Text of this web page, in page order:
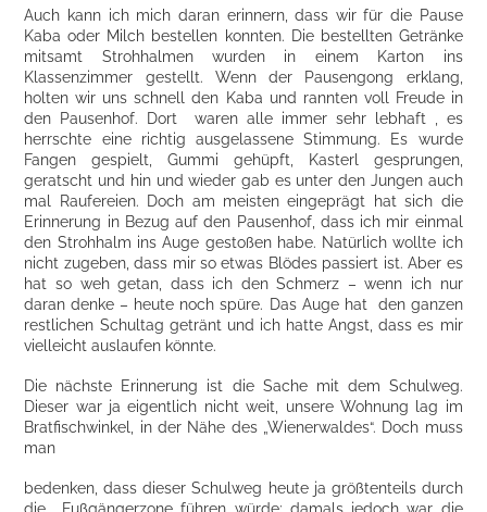
Auch kann ich mich daran erinnern, dass wir für die Pause
Kaba oder Milch bestellen konnten. Die bestellten Getränke
mitsamt Strohhalmen wurden in einem Karton ins
Klassenzimmer gestellt. Wenn der Pausengong erklang,
holten wir uns schnell den Kaba und rannten voll Freude in
den Pausenhof. Dort waren alle immer sehr lebhaft , es
herrschte eine richtig ausgelassene Stimmung. Es wurde
Fangen gespielt, Gummi gehüpft, Kasterl gesprungen,
geratscht und hin und wieder gab es unter den Jungen auch
mal Raufereien. Doch am meisten eingeprägt hat sich die
Erinnerung in Bezug auf den Pausenhof, dass ich mir einmal
den Strohhalm ins Auge gestoßen habe. Natürlich wollte ich
nicht zugeben, dass mir so etwas Blödes passiert ist. Aber es
hat so weh getan, dass ich den Schmerz – wenn ich nur
daran denke – heute noch spüre. Das Auge hat den ganzen
restlichen Schultag getränt und ich hatte Angst, dass es mir
vielleicht auslaufen könnte.
Die nächste Erinnerung ist die Sache mit dem Schulweg.
Dieser war ja eigentlich nicht weit, unsere Wohnung lag im
Bratfischwinkel, in der Nähe des „Wienerwaldes“. Doch muss
man
bedenken, dass dieser Schulweg heute ja größtenteils durch
die Fußgängerzone führen würde; damals jedoch war die